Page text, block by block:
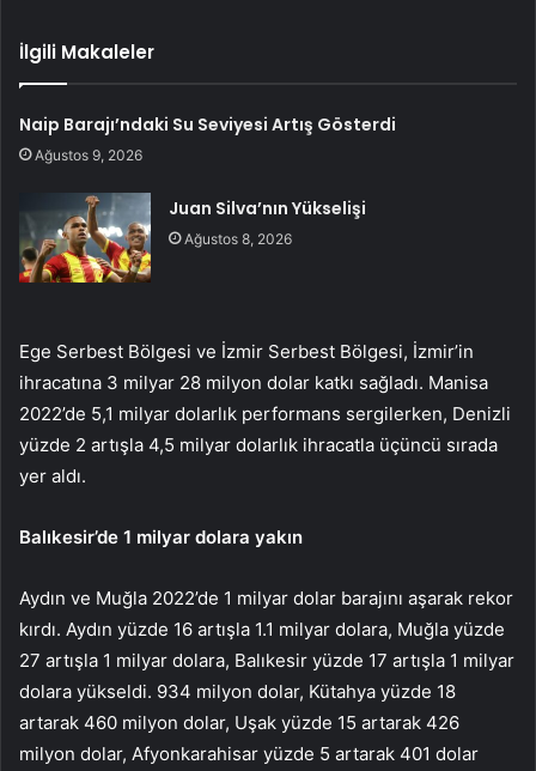
İlgili Makaleler
Naip Barajı’ndaki Su Seviyesi Artış Gösterdi
Ağustos 9, 2026
Juan Silva’nın Yükselişi
Ağustos 8, 2026
Ege Serbest Bölgesi ve İzmir Serbest Bölgesi, İzmir’in
ihracatına 3 milyar 28 milyon dolar katkı sağladı. Manisa
2022’de 5,1 milyar dolarlık performans sergilerken, Denizli
yüzde 2 artışla 4,5 milyar dolarlık ihracatla üçüncü sırada
yer aldı.
Balıkesir’de 1 milyar dolara yakın
Aydın ve Muğla 2022’de 1 milyar dolar barajını aşarak rekor
kırdı. Aydın yüzde 16 artışla 1.1 milyar dolara, Muğla yüzde
27 artışla 1 milyar dolara, Balıkesir yüzde 17 artışla 1 milyar
dolara yükseldi. 934 milyon dolar, Kütahya yüzde 18
artarak 460 milyon dolar, Uşak yüzde 15 artarak 426
milyon dolar, Afyonkarahisar yüzde 5 artarak 401 dolar